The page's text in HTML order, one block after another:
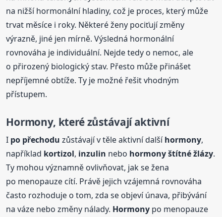
na nižší hormonální hladiny, což je proces, který může
trvat měsíce i roky. Některé ženy pociťují změny
výrazně, jiné jen mírně. Výsledná hormonální
rovnováha je individuální. Nejde tedy o nemoc, ale
o přirozený biologický stav. Přesto může přinášet
nepříjemné obtíže. Ty je možné řešit vhodným
přístupem.
Hormony, které zůstávají aktivní
I po přechodu zůstávají v těle aktivní dalšíhormony,
například kortizol, inzulin nebo hormonyštítné žlázy.
Ty mohou významně ovlivňovat, jak se žena
po menopauze cítí. Právě jejich vzájemná rovnováha
často rozhoduje o tom, zda se objeví únava, přibývání
na váze nebo změny nálady. Hormony po menopauze